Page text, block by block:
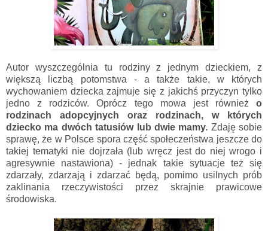
Autor wyszczególnia tu rodziny z jednym dzieckiem, z
większą liczbą potomstwa - a także takie, w których
wychowaniem dziecka zajmuje się z jakichś przyczyn tylko
jedno z rodziców. Oprócz tego mowa jest również o
rodzinach adopcyjnych oraz rodzinach, w których
dziecko ma dwóch tatusiów lub dwie mamy. Zdaję sobie
sprawę, że w Polsce spora część społeczeństwa jeszcze do
takiej tematyki nie dojrzała (lub wręcz jest do niej wrogo i
agresywnie nastawiona) - jednak takie sytuacje też się
zdarzały, zdarzają i zdarzać będą, pomimo usilnych prób
zaklinania rzeczywistości przez skrajnie prawicowe
środowiska.